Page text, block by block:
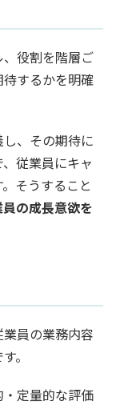
役割を階層ご
するかを明確
、その期待に
従業員にキャ
そうすること
の成長意欲を
員の業務内容
。
定量的な評価